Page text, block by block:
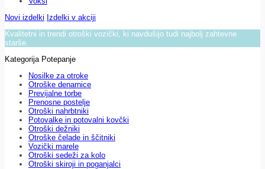
Novi izdelki Izdelki v akciji
Kvalitetni in trendi otroški vozički, ki navdušijo tudi najbolj zahtevne
starše.
Kategorija Potepanje
Nosilke za otroke
Otroške denarnice
Previjalne torbe
Prenosne postelje
Otroški nahrbtniki
Potovalke in potovalni kovčki
Otroški dežniki
Otroške čelade in ščitniki
Vozički marele
Otroški sedeži za kolo
Otroški skiroji in poganjalci